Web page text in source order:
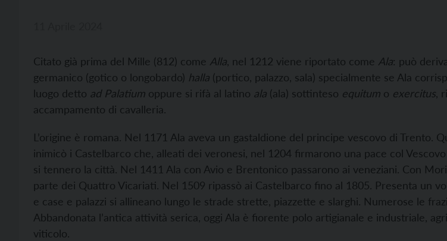
Citato già prima del Mille (812) come Alla, nel 1212 viene riportato come Ala: può
germanico (gotico o longobardo) halla (portico, palazzo, sala) specialmente se Ala
luogo detto ad Palatium oppure si rifà al latino ala (ala) sottinteso equitum o exercitus,
accampamento di cavalleria.
L’origine è romana. Nel 1171 Ala aveva un gastaldione del principe vescovo di Trento.
inimicò i Castelbarco che, alleati dei veronesi, nel 1204 firmarono una pace col
si tennero la città. Nel 1411 Ala con Avio e Brentonico passarono ai veneziani. Con
parte dei Quattro Vicariati. Nel 1509 ripassò ai Castelbarco fino al 1805. Presenta un
e case e palazzi si allineano lungo le strade strette, piazzette e slarghi. Numerose le
Abbandonata l’antica attività serica, oggi Ala è fiorente polo artigianale e industriale,
viticolo.